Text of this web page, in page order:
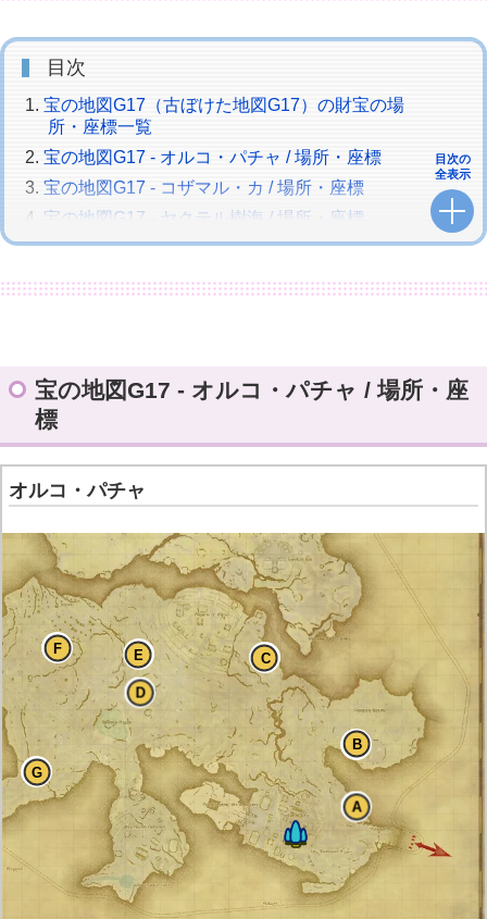
目次
宝の地図G17（古ぼけた地図G17）の財宝の場
所・座標一覧
宝の地図G17 - オルコ・パチャ / 場所・座標
宝の地図G17 - コザマル・カ / 場所・座標
宝の地図G17 - ヤクテル樹海 / 場所・座標
宝の地図G17 - シャーローニ荒野 / 場所・座標
宝の地図G17 - ヘリテージファウンド / 場所・座
標
FF14 全宝の地図の座標一覧
目次の
全表示
宝の地図G17 - オルコ・パチャ / 場所・座
標
オルコ・パチャ
A
B
C
D
E
F
G